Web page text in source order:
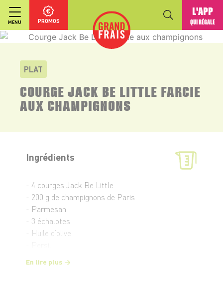
MENU PROMOS
L'APP
QUI RÉGALE
PLAT
COURGE JACK BE LITTLE FARCIE
AUX CHAMPIGNONS
Ingrédients
- 4 courges Jack Be Little
- 200 g de champignons de Paris
- Parmesan
- 3 échalotes
- Huile d’olive
En lire plus